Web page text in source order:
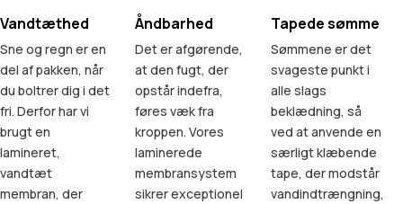
Vandtæthed
Sne og regn er en
del af pakken, når
du boltrer dig i det
fri. Derfor har vi
brugt en
lamineret,
vandtæt
membran, der
Åndbarhed
Det er afgørende,
at den fugt, der
opstår indefra,
føres væk fra
kroppen. Vores
laminerede
membransystem
sikrer exceptionel
Tapede sømme
Sømmene er det
svageste punkt i
alle slags
beklædning, så
ved at anvende en
særligt klæbende
tape, der modstår
vandindtrængning,